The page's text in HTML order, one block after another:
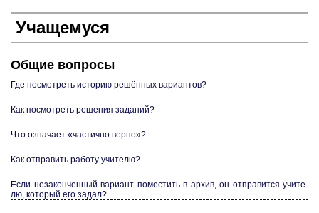
Уча­ще­му­ся
Общие во­про­сы
Где по­смот­реть ис­то­рию решённых ва­ри­ан­тов?
Как по­смот­реть ре­ше­ния за­да­ний?
Что озна­ча­ет «ча­стич­но верно»?
Как от­пра­вить ра­бо­ту учи­те­лю?
Если не­за­кон­чен­ный ва­ри­ант по­ме­стить в архив, он от­пра­вит­ся учи­те­
лю, ко­то­рый его задал?